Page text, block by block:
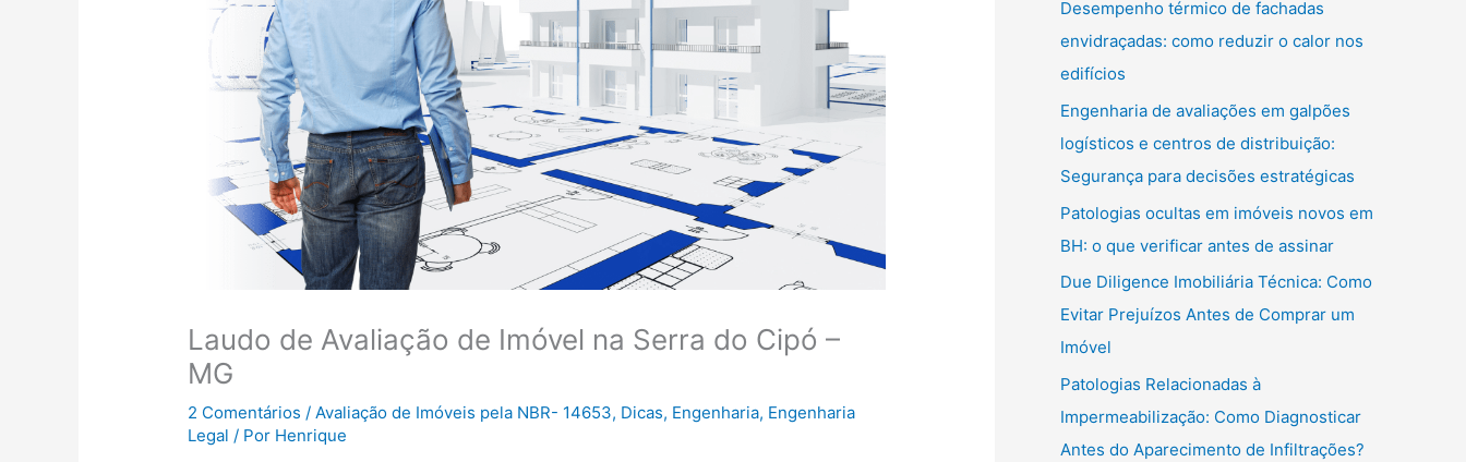
Laudo de Avaliação de Imóvel na Serra do Cipó –
MG
2 Comentários /Avaliação de Imóveis pela NBR- 14653, Dicas, Engenharia, Engenharia
Legal / Por Henrique
Desempenho térmico de fachadas
envidraçadas: como reduzir o calor nos
edifícios
Engenharia de avaliações em galpões
logísticos e centros de distribuição:
Segurança para decisões estratégicas
Patologias ocultas em imóveis novos em
BH: o que verificar antes de assinar
Due Diligence Imobiliária Técnica: Como
Evitar Prejuízos Antes de Comprar um
Imóvel
Patologias Relacionadas à
Impermeabilização: Como Diagnosticar
Antes do Aparecimento de Infiltrações?